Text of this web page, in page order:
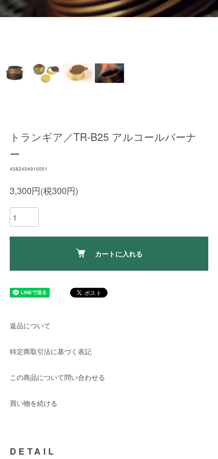
トランギア／TR-B25 アルコールバーナ
ー
4582454910051
3,300円(税300円)
カートに入れる
返品について
特定商取引法に基づく表記
この商品について問い合わせる
買い物を続ける
DETAIL